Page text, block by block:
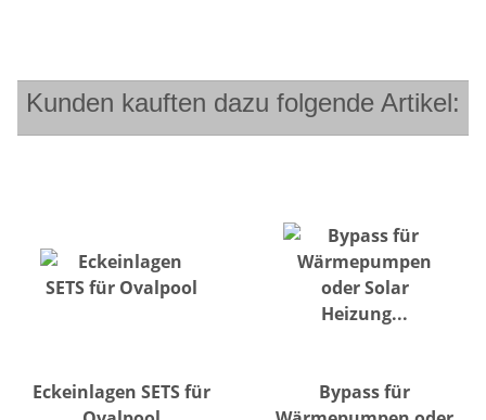
Kunden kauften dazu folgende Artikel:
Eckeinlagen SETS für
Bypass für